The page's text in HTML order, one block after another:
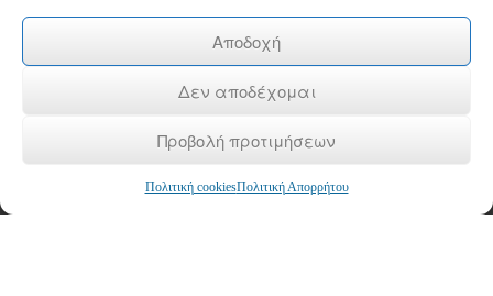
Αποδοχή
Δεν αποδέχομαι
Προβολή προτιμήσεων
Πολιτική cookiesΠολιτική Απορρήτου
Όνομα